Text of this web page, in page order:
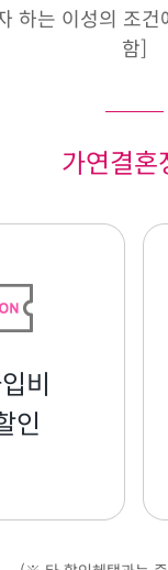
하는 이성의 조
함]
가연결혼
비
인